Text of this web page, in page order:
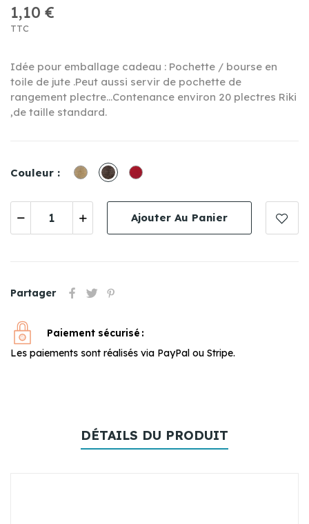
1,10 €
TTC
Idée pour emballage cadeau : Pochette / bourse en
toile de jute .Peut aussi servir de pochette de
rangement plectre...Contenance environ 20 plectres Riki
,de taille standard.
Couleur : BeigeMarronRouge.
Ajouter Au Panier
Partager
Paiement sécurisé
Les paiements sont réalisés via PayPal ou Stripe.
DÉTAILS DU PRODUIT